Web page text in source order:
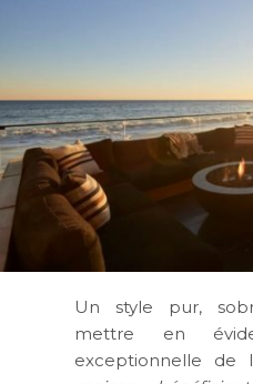
Un style pur,
mettre en
exceptionnelle de